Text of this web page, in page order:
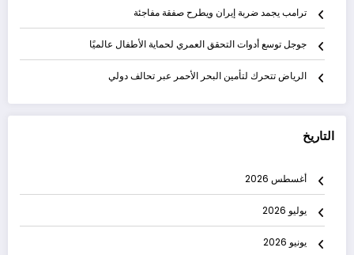
ترامب يجمد ضربة إيران ويطرح صفقة مفاجئة
جوجل توسع أدوات التحقق العمري لحماية الأطفال عالميًا
الرياض تتحرك لتأمين البحر الأحمر عبر تحالف دولي
التاريخ
أغسطس 2026
يوليو 2026
يونيو 2026